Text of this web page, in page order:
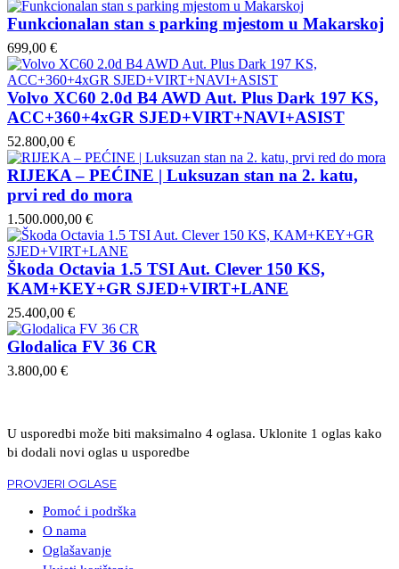
Funkcionalan stan s parking mjestom u Makarskoj
699,00 €
Volvo XC60 2.0d B4 AWD Aut. Plus Dark 197 KS,
ACC+360+4xGR SJED+VIRT+NAVI+ASIST
52.800,00 €
RIJEKA – PEĆINE | Luksuzan stan na 2. katu,
prvi red do mora
1.500.000,00 €
Škoda Octavia 1.5 TSI Aut. Clever 150 KS,
KAM+KEY+GR SJED+VIRT+LANE
25.400,00 €
Glodalica FV 36 CR
3.800,00 €
U usporedbi može biti maksimalno 4 oglasa. Uklonite 1 oglas kako
bi dodali novi oglas u usporedbe
PROVJERI OGLASE
Pomoć i podrška
O nama
Oglašavanje